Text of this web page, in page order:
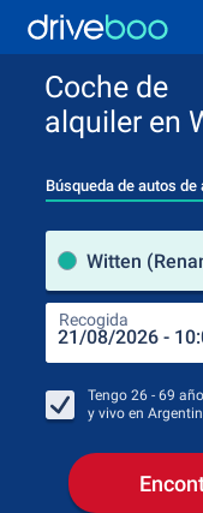
Coche de
alquiler en
Búsqueda de autos de
Recogida
Tengo 26 - 69
y vivo en